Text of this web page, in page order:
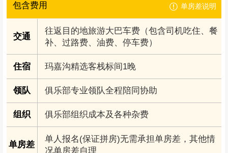
包含费用 单房差说明
交通
往返目的地旅游大巴车费（包含司机吃住、餐
补、过路费、油费、停车费）
住宿 玛嘉沟精选客栈标间1晚
领队 俱乐部专业领队全程陪同协助
组织 俱乐部组织成本及各种杂费
单房差
单人报名(保证拼房)无需承担单房差，其他情
况单房差自理